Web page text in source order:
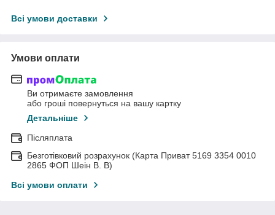
Всі умови доставки
Умови оплати
Ви отримаєте замовлення
або гроші повернуться на вашу картку
Детальніше
Післяплата
Безготівковий розрахунок (Карта Приват 5169 3354 0010
2865 ФОП Шеін В. В)
Всі умови оплати